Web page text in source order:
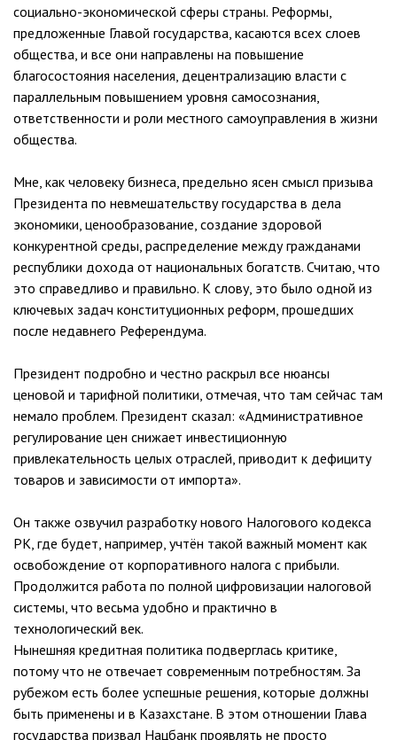
социально-экономической сферы страны. Реформы,
предложенные Главой государства, касаются всех слоев
общества, и все они направлены на повышение
благосостояния населения, децентрализацию власти с
параллельным повышением уровня самосознания,
ответственности и роли местного самоуправления в жизни
общества.
Мне, как человеку бизнеса, предельно ясен смысл призыва
Президента по невмешательству государства в дела
экономики, ценообразование, создание здоровой
конкурентной среды, распределение между гражданами
республики дохода от национальных богатств. Считаю, что
это справедливо и правильно. К слову, это было одной из
ключевых задач конституционных реформ, прошедших
после недавнего Референдума.
Президент подробно и честно раскрыл все нюансы
ценовой и тарифной политики, отмечая, что там сейчас там
немало проблем. Президент сказал: «Административное
регулирование цен снижает инвестиционную
привлекательность целых отраслей, приводит к дефициту
товаров и зависимости от импорта».
Он также озвучил разработку нового Налогового кодекса
РК, где будет, например, учтён такой важный момент как
освобождение от корпоративного налога с прибыли.
Продолжится работа по полной цифровизации налоговой
системы, что весьма удобно и практично в
технологический век.
Нынешняя кредитная политика подверглась критике,
потому что не отвечает современным потребностям. За
рубежом есть более успешные решения, которые должны
быть применены и в Казахстане. В этом отношении Глава
государства призвал Нацбанк проявлять не просто